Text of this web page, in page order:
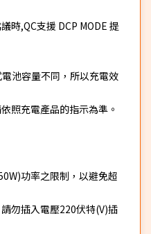
時,QC支援 DCP MODE 提
池容量不同，所以充電效
照充電產品的指示為準。
功率之限制，以避免超
勿插入電壓220伏特(V)插